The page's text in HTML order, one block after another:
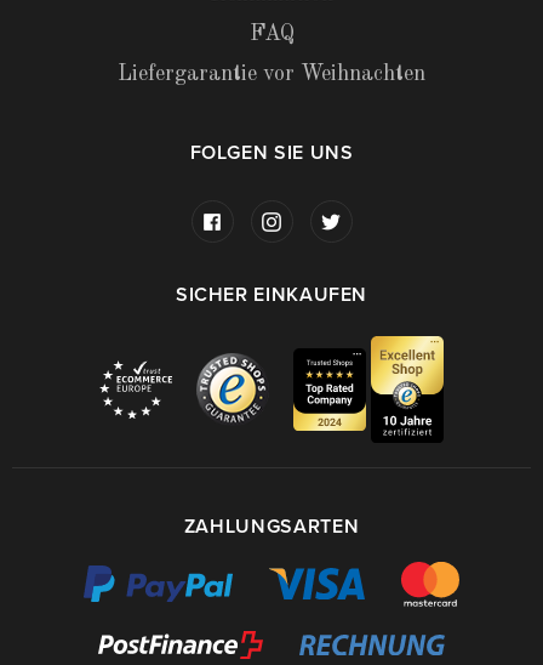
FAQ
Liefergarantie vor Weihnachten
FOLGEN SIE UNS
SICHER EINKAUFEN
ZAHLUNGSARTEN